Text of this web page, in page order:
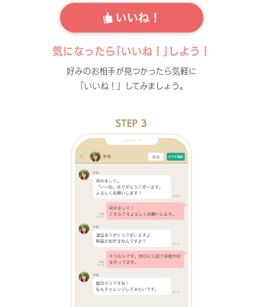
気になったら｢いいね！｣しよう！
好みのお相手が見つかったら気軽に
「いいね！」してみましょう。
STEP 3